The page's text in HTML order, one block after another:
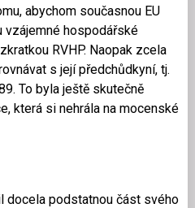
abychom současnou EU
vzájemné hospodářské
RVHP. Naopak zcela
s její předchůdkyní, tj.
To byla ještě skutečně
která si nehrála na mocenské
docela podstatnou část svého